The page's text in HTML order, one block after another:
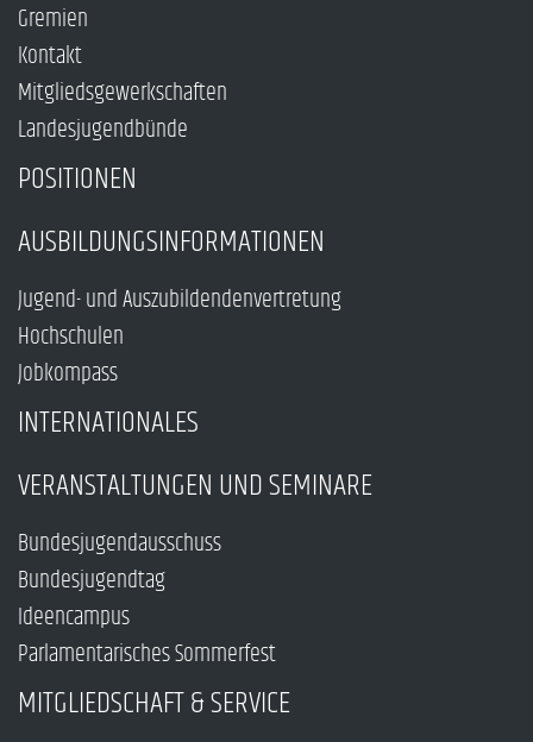
Gremien
Kontakt
Mitgliedsgewerkschaften
Landesjugendbünde
POSITIONEN
AUSBILDUNGSINFORMATIONEN
Jugend- und Auszubildendenvertretung
Hochschulen
Jobkompass
INTERNATIONALES
VERANSTALTUNGEN UND SEMINARE
Bundesjugendausschuss
Bundesjugendtag
Ideencampus
Parlamentarisches Sommerfest
MITGLIEDSCHAFT & SERVICE